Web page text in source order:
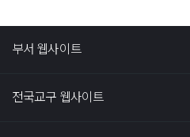
부서 웹사이트
전국교구 웹사이트